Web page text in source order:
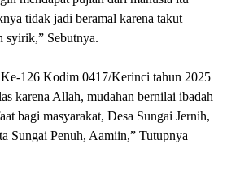
tidak jadi beramal karena takut
syirik,” Sebutnya.
126 Kodim 0417/Kerinci tahun 2025
karena Allah, mudahan bernilai ibadah
bagi masyarakat, Desa Sungai Jernih,
Sungai Penuh, Aamiin,” Tutupnya